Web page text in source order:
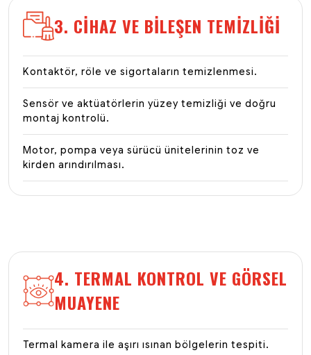
3. CIHAZ VE BILEŞEN TEMIZLIĞI
Kontaktör, röle ve sigortaların temizlenmesi.
Sensör ve aktüatörlerin yüzey temizliği ve doğru
montaj kontrolü.
Motor, pompa veya sürücü ünitelerinin toz ve
kirden arındırılması.
4. TERMAL KONTROL VE GÖRSEL
MUAYENE
Termal kamera ile aşırı ısınan bölgelerin tespiti.